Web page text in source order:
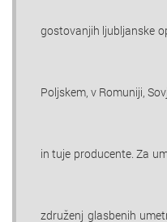
gostovanjih ljubljanske
Poljskem, v Romuniji,
in tuje producente. Za
združenj glasbenih